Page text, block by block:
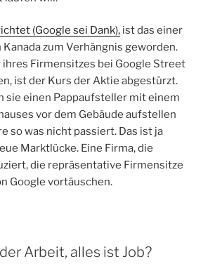
(Google sei Dank), ist das einer
Kanada zum Verhängnis geworden.
ihres Firmensitzes bei Google Street
ist der Kurs der Aktie abgestürzt.
sie einen Pappaufsteller mit einem
vor dem Gebäude aufstellen
so was nicht passiert. Das ist ja
Marktlücke. Eine Firma, die
die repräsentative Firmensitze
Google vortäuschen.
Arbeit, alles ist Job?